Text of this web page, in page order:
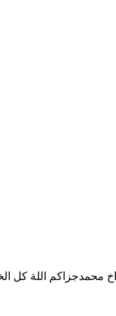
محمدجزاكم اللة كل